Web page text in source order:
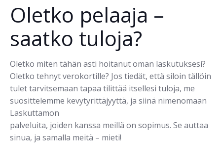
Oletko pelaaja –
saatko tuloja?
Oletko miten tähän asti hoitanut oman laskutuksesi?
Oletko tehnyt verokortille? Jos tiedät, että siloin tällöin
tulet tarvitsemaan tapaa tilittää itsellesi tuloja, me
suosittelemme kevytyrittäjyyttä, ja siinä nimenomaan
Laskuttamon
palveluita, joiden kanssa meillä on sopimus. Se auttaa
sinua, ja samalla meitä – mieti!